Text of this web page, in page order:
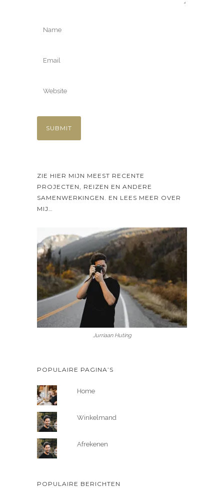
ZIE HIER MIJN MEEST RECENTE
PROJECTEN, REIZEN EN ANDERE
SAMENWERKINGEN. EN LEES MEER OVER
MIJ…
Jurriaan Huting
POPULAIRE PAGINA’S
Home
Winkelmand
Afrekenen
POPULAIRE BERICHTEN